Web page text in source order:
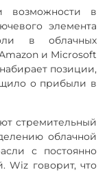
возможности в
элемента
в облачных
и Microsoft
позиции,
о прибыли в
стремительный
облачной
с постоянно
Wiz говорит, что